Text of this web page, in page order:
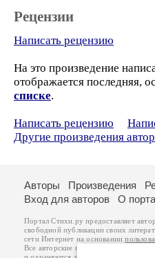
Рецензии
Написать рецензию
На это произведение
отображается последняя,
списке.
Написать рецензию
Другие произведения
Авторы Произведения
Вход для авторов
О
Портал Стихи.ру предоставляет
свободной публикации своих
сети Интернет на основании
Все авторские права на